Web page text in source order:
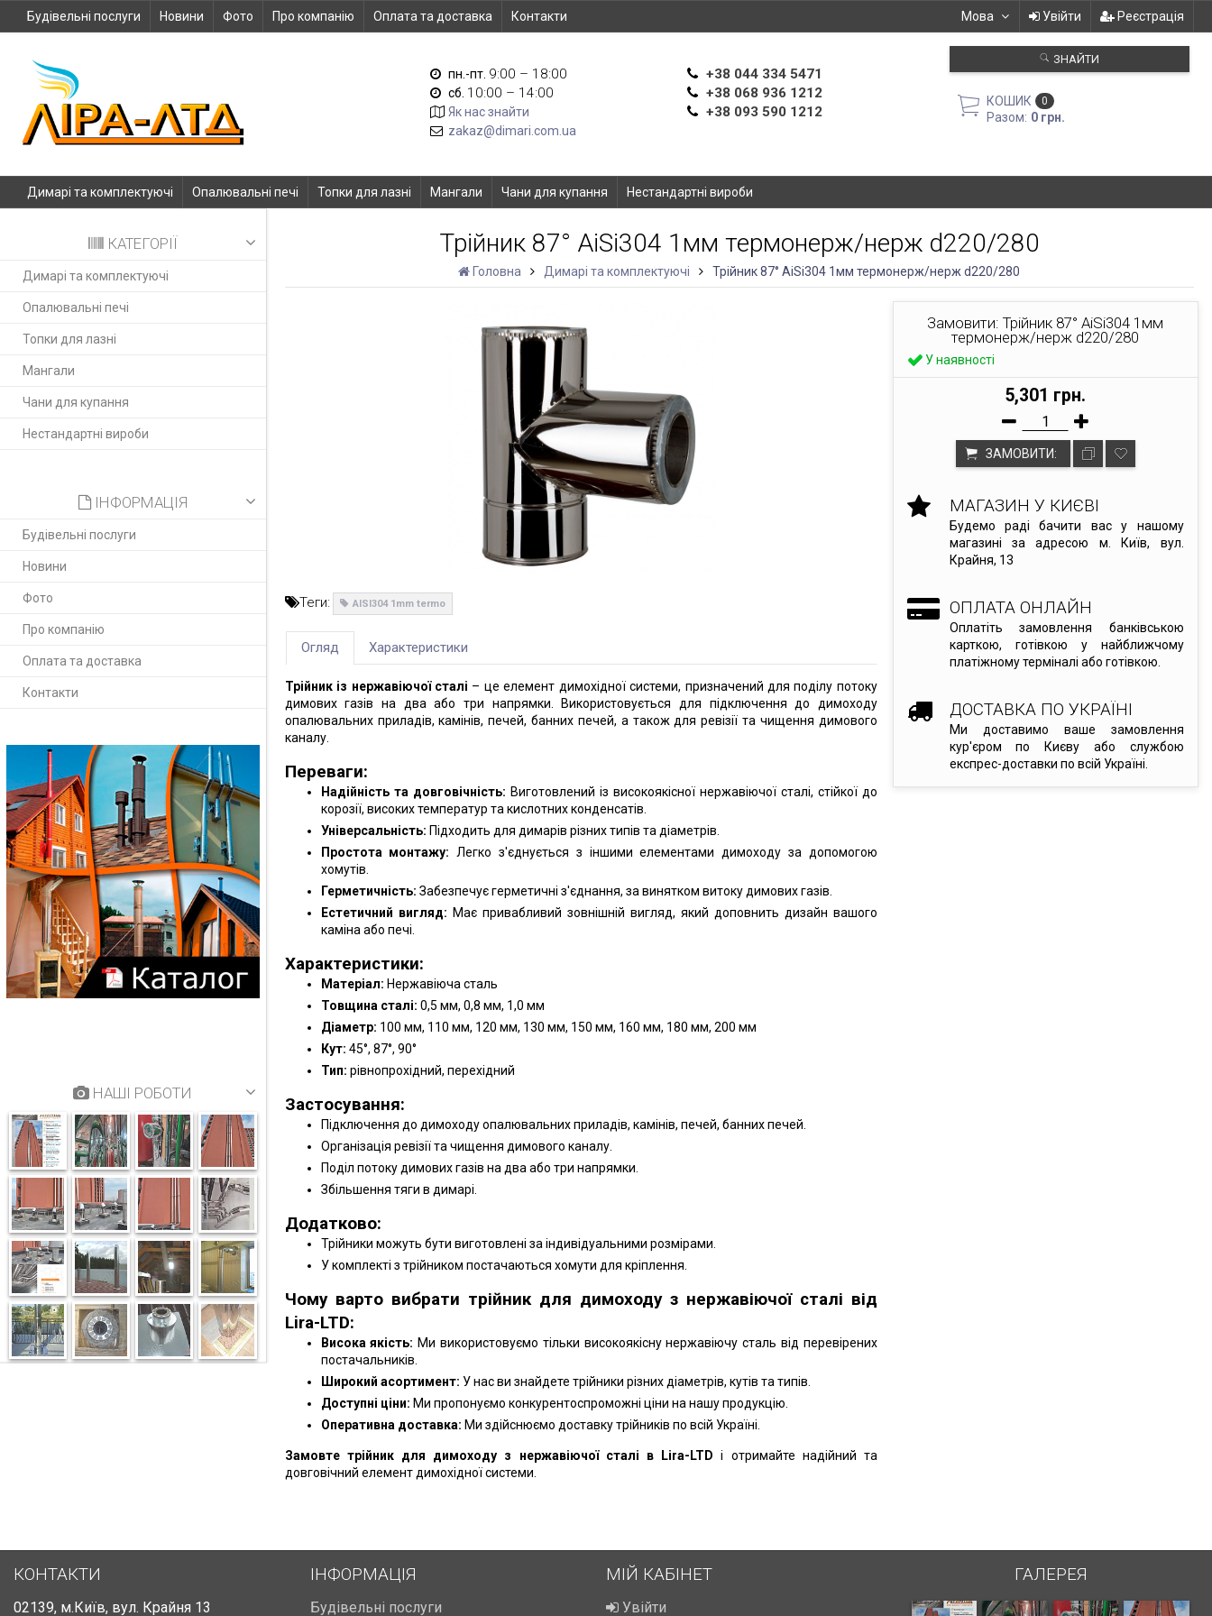
Будівельні послуги Новини Фото Про компанію Оплата та доставка Контакти Мова Увійти Реєстрація
пн.-пт. 9:00 – 18:00
сб. 10:00 – 14:00
Як нас знайти
zakaz@dimari.com.ua
+38 044 334 5471
+38 068 936 1212
+38 093 590 1212
ЗНАЙТИ
КОШИК 0
Разом: 0 грн.
Димарі та комплектуючі Опалювальні печі Топки для лазні Мангали Чани для купання Нестандартні вироби
КАТЕГОРІЇ
Димарі та комплектуючі
Опалювальні печі
Топки для лазні
Мангали
Чани для купання
Нестандартні вироби
ІНФОРМАЦІЯ
Будівельні послуги
Новини
Фото
Про компанію
Оплата та доставка
Контакти
НАШІ РОБОТИ
Трійник 87° AiSi304 1мм термонерж/нерж d220/280
Головна Димарі та комплектуючі Трійник 87° AiSi304 1мм термонерж/нерж d220/280
Замовити: Трійник 87° AiSi304 1мм
термонерж/нерж d220/280
У наявності
5,301 грн.
ЗАМОВИТИ:
МАГАЗИН У КИЄВІ
Будемо раді бачити вас у нашому
магазині за адресою м. Київ, вул.
Крайня, 13
ОПЛАТА ОНЛАЙН
Оплатіть замовлення банківською
карткою, готівкою у найближчому
платіжному терміналі або готівкою.
ДОСТАВКА ПО УКРАЇНІ
Ми доставимо ваше замовлення
кур'єром по Києву або службою
експрес-доставки по всій Україні.
Теги: AISI304 1mm termo
Огляд Характеристики
Трійник із нержавіючої сталі – це елемент димохідної системи, призначений для поділу потоку
димових газів на два або три напрямки. Використовується для підключення до димоходу
опалювальних приладів, камінів, печей, банних печей, а також для ревізії та чищення димового
каналу.
Переваги:
Надійність та довговічність: Виготовлений із високоякісної нержавіючої сталі, стійкої до
корозії, високих температур та кислотних конденсатів.
Універсальність: Підходить для димарів різних типів та діаметрів.
Простота монтажу: Легко з'єднується з іншими елементами димоходу за допомогою
хомутів.
Герметичність: Забезпечує герметичні з'єднання, за винятком витоку димових газів.
Естетичний вигляд: Має привабливий зовнішній вигляд, який доповнить дизайн вашого
каміна або печі.
Характеристики:
Матеріал: Нержавіюча сталь
Товщина сталі: 0,5 мм, 0,8 мм, 1,0 мм
Діаметр: 100 мм, 110 мм, 120 мм, 130 мм, 150 мм, 160 мм, 180 мм, 200 мм
Кут: 45°, 87°, 90°
Тип: рівнопрохідний, перехідний
Застосування:
Підключення до димоходу опалювальних приладів, камінів, печей, банних печей.
Організація ревізії та чищення димового каналу.
Поділ потоку димових газів на два або три напрямки.
Збільшення тяги в димарі.
Додатково:
Трійники можуть бути виготовлені за індивідуальними розмірами.
У комплекті з трійником постачаються хомути для кріплення.
Чому варто вибрати трійник для димоходу з нержавіючої сталі від
Lira-LTD:
Висока якість: Ми використовуємо тільки високоякісну нержавіючу сталь від перевірених
постачальників.
Широкий асортимент: У нас ви знайдете трійники різних діаметрів, кутів та типів.
Доступні ціни: Ми пропонуємо конкурентоспроможні ціни на нашу продукцію.
Оперативна доставка: Ми здійснюємо доставку трійників по всій Україні.
Замовте трійник для димоходу з нержавіючої сталі в Lira-LTDі отримайте надійний та
довговічний елемент димохідної системи.
КОНТАКТИ
02139, м.Київ, вул. Крайня 13
ІНФОРМАЦІЯ
Будівельні послуги
МІЙ КАБІНЕТ
Увійти
ГАЛЕРЕЯ